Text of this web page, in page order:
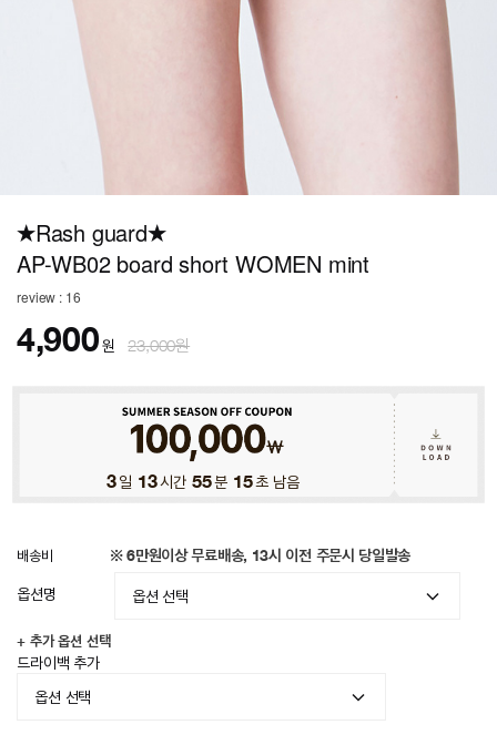
★Rash guard★
AP-WB02 board short WOMEN mint
review : 16
4,900원 23,000원
3일 13시간 55분 12초 남음
배송비 ※ 6만원이상 무료배송, 13시 이전 주문시 당일발송
옵션명
+ 추가 옵션 선택
드라이백 추가